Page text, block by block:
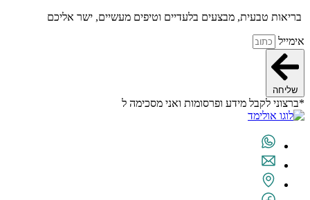
בריאות טבעית, מבצעים בלעדיים וטיפים מעשיים, ישר אליכם
אימייל
שליחה
*ברצוני לקבל מידע ופרסומות ואני מסכימה ל